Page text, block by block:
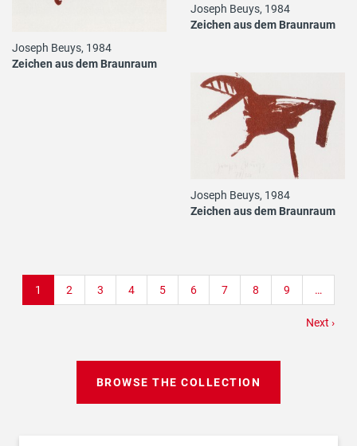
Joseph Beuys, 1984
Zeichen aus dem Braunraum
Joseph Beuys, 1984
Zeichen aus dem Braunraum
Joseph Beuys, 1984
Zeichen aus dem Braunraum
Current
page
1 Page
2 Page
3 Page
4 Page
5 Page
6 Page
7 Page
8 Page
9 …
Next
Next ›
BROWSE THE COLLECTION